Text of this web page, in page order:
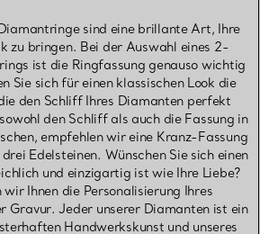
sind eine brillante Art, Ihre
zu bringen. Bei der Auswahl eines 2-
ist die Ringfassung genauso wichtig
Sie sich für einen klassischen Look die
den Schliff Ihres Diamanten perfekt
den Schliff als auch die Fassung in
empfehlen wir eine Kranz-Fassung
Edelsteinen. Wünschen Sie sich einen
und einzigartig ist wie Ihre Liebe?
wir Ihnen die Personalisierung Ihres
Gravur. Jeder unserer Diamanten ist ein
Handwerkskunst und unseres